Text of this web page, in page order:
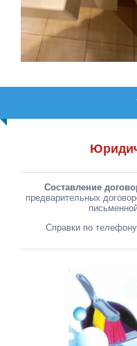
Составление
предварительных
Справки по